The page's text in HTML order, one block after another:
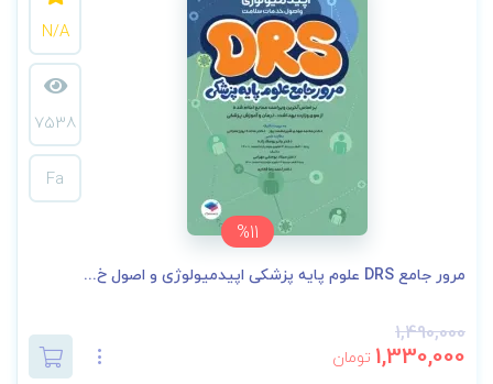
%11
N/A
7538
Fa
مرور جامع DRS علوم پایه پزشکی اپیدمیولوژی و اصول خ...
1,490,000
1,330,000 تومان